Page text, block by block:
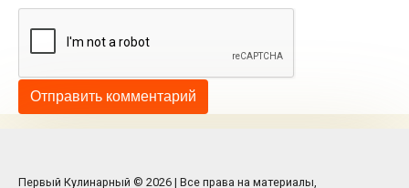
Первый Кулинарный © 2026 | Все права на материалы,